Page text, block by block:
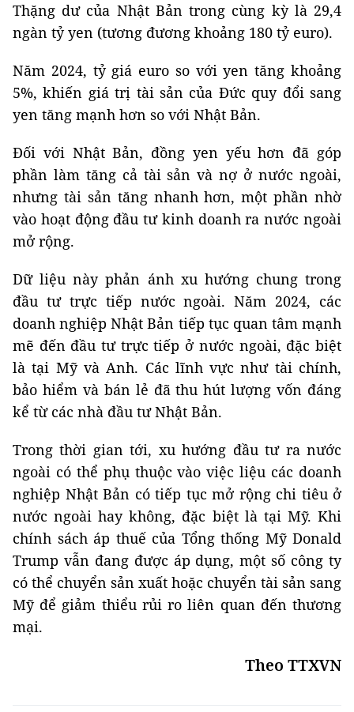
Thặng dư của Nhật Bản trong cùng kỳ là 29,4
ngàn tỷ yen (tương đương khoảng 180 tỷ euro).
Năm 2024, tỷ giá euro so với yen tăng khoảng
5%, khiến giá trị tài sản của Đức quy đổi sang
yen tăng mạnh hơn so với Nhật Bản.
Đối với Nhật Bản, đồng yen yếu hơn đã góp
phần làm tăng cả tài sản và nợ ở nước ngoài,
nhưng tài sản tăng nhanh hơn, một phần nhờ
vào hoạt động đầu tư kinh doanh ra nước ngoài
mở rộng.
Dữ liệu này phản ánh xu hướng chung trong
đầu tư trực tiếp nước ngoài. Năm 2024, các
doanh nghiệp Nhật Bản tiếp tục quan tâm mạnh
mẽ đến đầu tư trực tiếp ở nước ngoài, đặc biệt
là tại Mỹ và Anh. Các lĩnh vực như tài chính,
bảo hiểm và bán lẻ đã thu hút lượng vốn đáng
kể từ các nhà đầu tư Nhật Bản.
Trong thời gian tới, xu hướng đầu tư ra nước
ngoài có thể phụ thuộc vào việc liệu các doanh
nghiệp Nhật Bản có tiếp tục mở rộng chi tiêu ở
nước ngoài hay không, đặc biệt là tại Mỹ. Khi
chính sách áp thuế của Tổng thống Mỹ Donald
Trump vẫn đang được áp dụng, một số công ty
có thể chuyển sản xuất hoặc chuyển tài sản sang
Mỹ để giảm thiểu rủi ro liên quan đến thương
mại.
Theo TTXVN